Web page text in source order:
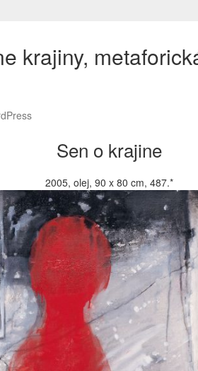
krajiny,
Sen o krajine
2005, olej, 90 x 80 cm, 487.*